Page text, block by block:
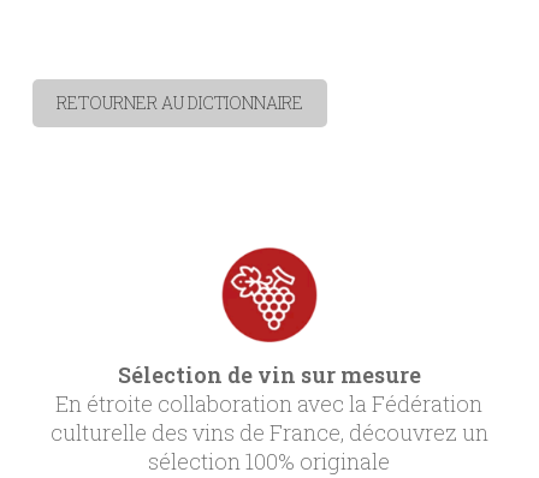
RETOURNER AU DICTIONNAIRE
Sélection de vin sur mesure
En étroite collaboration avec la Fédération
culturelle des vins de France, découvrez un
sélection 100% originale